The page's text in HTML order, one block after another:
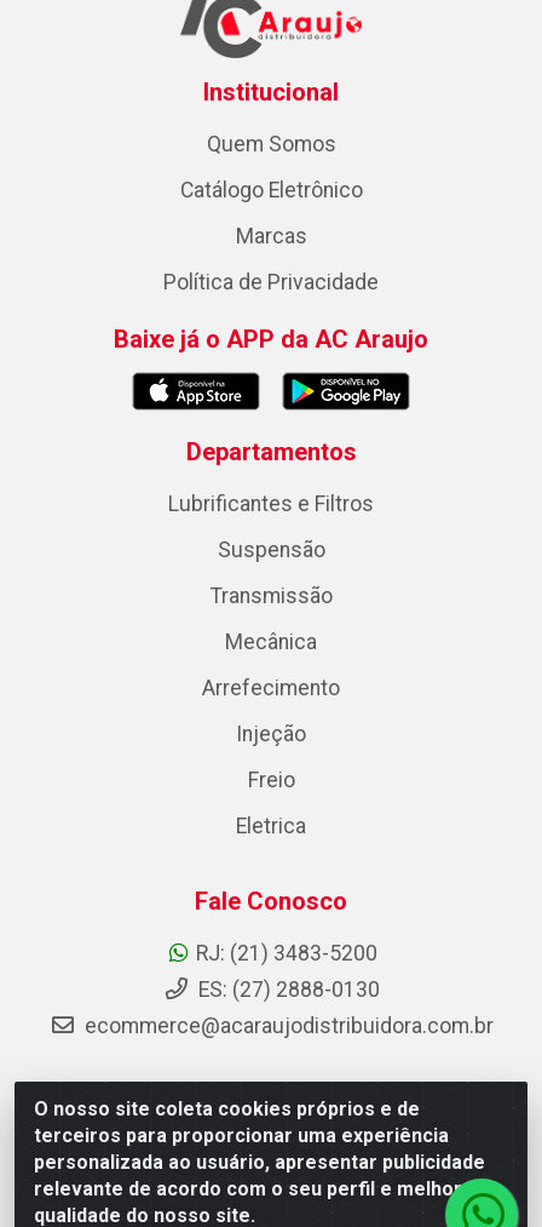
O nosso site coleta cookies próprios e de
terceiros para proporcionar uma experiência
personalizada ao usuário, apresentar publicidade
relevante de acordo com o seu perfil e melhorar a
qualidade do nosso site.
Institucional
Quem Somos
Catálogo Eletrônico
Marcas
Política de Privacidade
Baixe já o APP da AC Araujo
Departamentos
Lubrificantes e Filtros
Suspensão
Transmissão
Mecânica
Arrefecimento
Injeção
Freio
Eletrica
Fale Conosco
RJ: (21) 3483-5200
ES: (27) 2888-0130
ecommerce@acaraujodistribuidora.com.br
AC Araujo Distribuidora - Rua Carneiro de Campos, 42 -
São Cristóvão, Rio de Janeiro/RJ - CEP 20.920-410 -
CNPJ 08.744.753/0003-85